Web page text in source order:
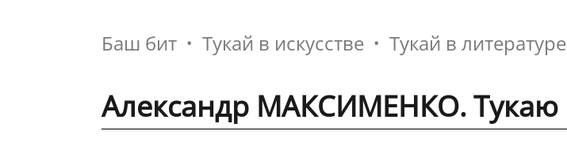
Баш бит Тукай в искусстве Тукай в литературе
Александр МАКСИМЕНКО. Тукаю